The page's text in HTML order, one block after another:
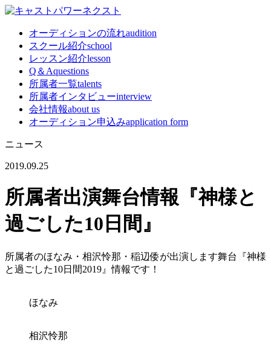
オーディションの流れaudition
スクール紹介school
レッスン紹介lesson
Q＆Aquestions
所属者一覧talents
所属者インタビューinterview
会社情報about us
オーディション申込みapplication form
ニュース
2019.09.25
所属者出演舞台情報『神様と
過ごした10日間』
所属者のほなみ・相沢怜那・稲辺倭が出演します舞台『神様
と過ごした10日間2019』情報です！
ほなみ
相沢怜那